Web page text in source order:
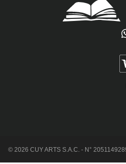
© 2026 CUY ARTS S.A.C. - N°